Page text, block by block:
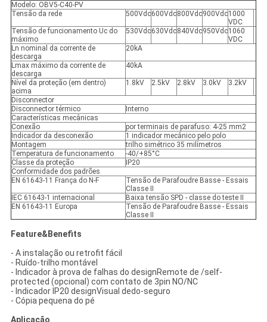
Modelo: OBV5-C40-PV
Tensão da rede
500Vdc600Vdc800Vdc900Vdc1000
VDC
Tensão de funcionamento Uc do
máximo
530Vdc630Vdc840Vdc950Vdc1060
VDC
Ln nominal da corrente de
descarga
20kA
Lmax máximo da corrente de
descarga
40kA
Nível da proteção (em dentro)
acima
1.8kV 2.5kV 2.8kV 3.0kV 3.2kV
Disconnector
Disconnector térmico
Interno
Características mecânicas
Conexão
por terminais de parafuso: 4-25 mm2
Indicador da desconexão
1 indicador mecânico pelo polo
Montagem
trilho simétrico 35 milímetros
Temperatura de funcionamento
-40/+85°C
Classe da proteção
IP20
Conformidade dos padrões
EN 61643-11 França do N-F
Tensão de Parafoudre Basse - Essais
Classe II
IEC 61643-1 internacional
Baixa tensão SPD - classe do teste II
EN 61643-11 Europa
Tensão de Parafoudre Basse - Essais
Classe II
Feature&Benefits
- A instalação ou retrofit fácil
- Ruído-trilho montável
- Indicador à prova de falhas do designRemote de /self-
protected (opcional) com contato de 3pin NO/NC
- Indicador IP20 designVisual dedo-seguro
- Cópia pequena do pé
Aplicação